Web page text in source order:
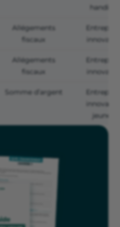
Allégements
fiscaux
Allégements
fiscaux
Somme d’argent
jeunes…